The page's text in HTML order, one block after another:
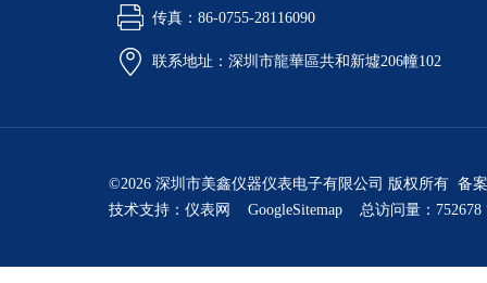
传真：86-0755-28116090
联系地址：深圳市龍華區共和新墟206幢102
©2026 深圳市美鑫仪器仪表电子有限公司 版权所有 备
技术支持： 仪表网 GoogleSitemap 总访问量：752678